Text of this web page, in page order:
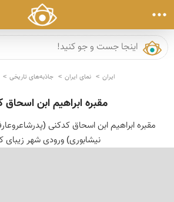
ایران نمای ایران جاذبه‌های تاریخی
مقبره ابراهیم ابن اسحاق
مقبره ابراهیم ابن اسحاق کدکنی
نیشابوری) ورودی شهر زیبای